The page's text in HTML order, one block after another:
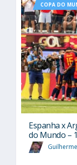
COPA DO
Espanha x
do Mundo –